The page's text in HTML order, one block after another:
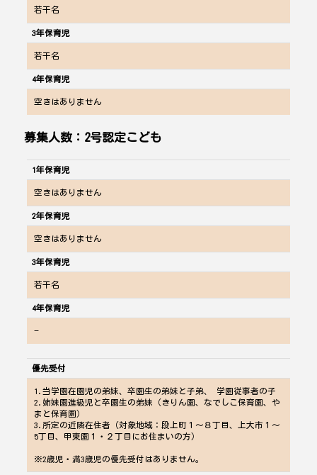
若干名
3年保育児
若干名
4年保育児
空きはありません
募集人数：2号認定こども
1年保育児
空きはありません
2年保育児
空きはありません
3年保育児
若干名
4年保育児
−
優先受付
1.当学園在園児の弟妹、卒園生の弟妹と子弟、 学園従事者の子
2.姉妹園進級児と卒園生の弟妹（きりん園、なでしこ保育園、や
まと保育園）
3.所定の近隣在住者（対象地域：段上町１～８丁目、上大市１～
5丁目、甲東園１・２丁目にお住まいの方）
※2歳児・満3歳児の優先受付はありません。